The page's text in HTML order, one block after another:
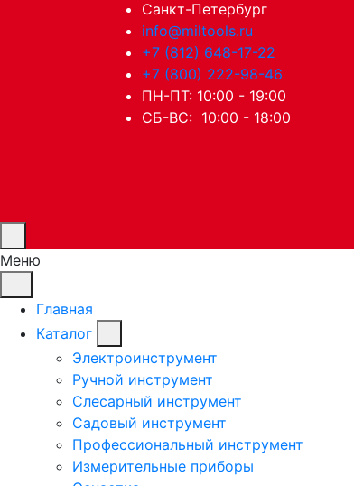
Санкт-Петербург
info@miltools.ru
+7 (812) 648-17-22
+7 (800) 222-98-46
ПН-ПТ: 10:00 - 19:00
СБ-ВС: 10:00 - 18:00
Меню
Главная
Каталог
Электроинструмент
Ручной инструмент
Слесарный инструмент
Садовый инструмент
Профессиональный инструмент
Измерительные приборы